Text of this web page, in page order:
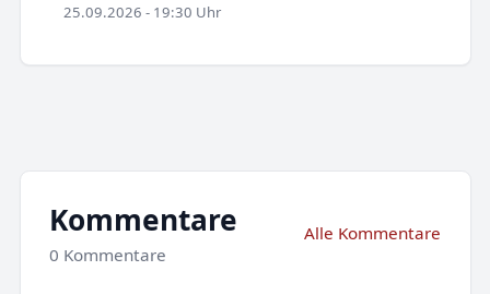
25.09.2026 - 19:30 Uhr
Kommentare
0 Kommentare
Alle Kommentare